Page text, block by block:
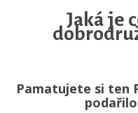
Jaká je
Pamatujete si ten